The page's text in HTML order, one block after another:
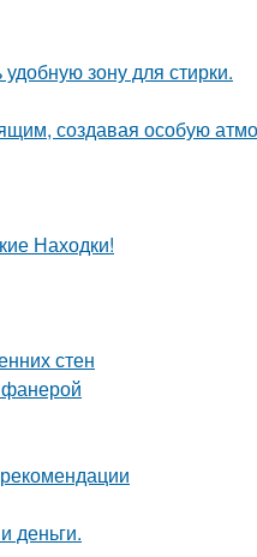
зону для стирки.
создавая особую
Находки!
стен
фанерой
деньги.